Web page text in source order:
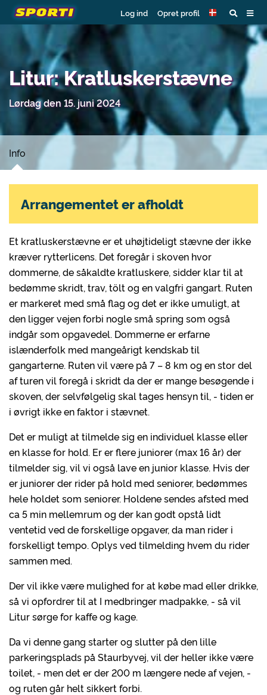
Log ind Opret profil
Litur: Kratluskerstævne
Lørdag den 15. juni 2024
Info
Et kratluskerstævne er et uhøjtideligt stævne der ikke
kræver rytterlicens. Det foregår i skoven hvor
dommerne, de såkaldte kratluskere, sidder klar til at
bedømme skridt, trav, tölt og en valgfri gangart. Ruten
er markeret med små flag og det er ikke umuligt, at
den ligger vejen forbi nogle små spring som også
indgår som opgavedel. Dommerne er erfarne
islænderfolk med mangeårigt kendskab til
gangarterne. Ruten vil være på 7 – 8 km og en stor del
af turen vil foregå i skridt da der er mange besøgende i
skoven, der selvfølgelig skal tages hensyn til, - tiden er
i øvrigt ikke en faktor i stævnet.
Det er muligt at tilmelde sig en individuel klasse eller
en klasse for hold. Er er flere juniorer (max 16 år) der
tilmelder sig, vil vi også lave en junior klasse. Hvis der
er juniorer der rider på hold med seniorer, bedømmes
hele holdet som seniorer. Holdene sendes afsted med
ca 5 min mellemrum og der kan godt opstå lidt
ventetid ved de forskellige opgaver, da man rider i
forskelligt tempo. Oplys ved tilmelding hvem du rider
sammen med.
Der vil ikke være mulighed for at købe mad eller drikke,
så vi opfordrer til at I medbringer madpakke, - så vil
Litur sørge for kaffe og kage.
Da vi denne gang starter og slutter på den lille
parkeringsplads på Staurbyvej, vil der heller ikke være
toilet, - men det er der 200 m længere nede af vejen, -
og ruten går helt sikkert forbi.
Arrangementet er afholdt